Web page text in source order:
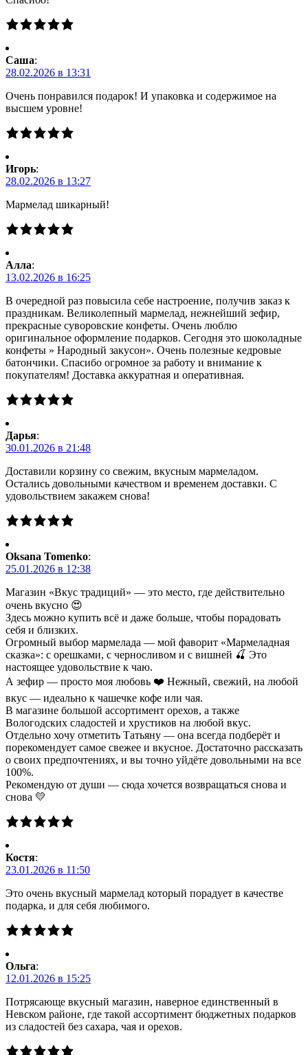
Саша:
28.02.2026 в 13:31
Очень понравился подарок! И упаковка и содержимое на
высшем уровне!
Игорь:
28.02.2026 в 13:27
Мармелад шикарный!
Алла:
13.02.2026 в 16:25
В очередной раз повысила себе настроение, получив заказ к
праздникам. Великолепный мармелад, нежнейший зефир,
прекрасные суворовские конфеты. Очень люблю
оригинальное оформление подарков. Сегодня это шоколадные
конфеты » Народный закусон». Очень полезные кедровые
батончики. Спасибо огромное за работу и внимание к
покупателям! Доставка аккуратная и оперативная.
Дарья:
30.01.2026 в 21:48
Доставили корзину со свежим, вкусным мармеладом.
Остались довольными качеством и временем доставки. С
удовольствием закажем снова!
Oksana Tomenko:
25.01.2026 в 12:38
Магазин «Вкус традиций» — это место, где действительно
очень вкусно 😍
Здесь можно купить всё и даже больше, чтобы порадовать
себя и близких.
Огромный выбор мармелада — мой фаворит «Мармеладная
сказка»: с орешками, с черносливом и с вишней 🍒 Это
настоящее удовольствие к чаю.
А зефир — просто моя любовь ❤️ Нежный, свежий, на любой
вкус — идеально к чашечке кофе или чая.
В магазине большой ассортимент орехов, а также
Вологодских сладостей и хрустиков на любой вкус.
Отдельно хочу отметить Татьяну — она всегда подберёт и
порекомендует самое свежее и вкусное. Достаточно рассказать
о своих предпочтениях, и вы точно уйдёте довольными на все
100%.
Рекомендую от души — сюда хочется возвращаться снова и
снова 💛
Костя:
23.01.2026 в 11:50
Это очень вкусный мармелад который порадует в качестве
подарка, и для себя любимого.
Ольга:
12.01.2026 в 15:25
Потрясающе вкусный магазин, наверное единственный в
Невском районе, где такой ассортимент бюджетных подарков
из сладостей без сахара, чая и орехов.